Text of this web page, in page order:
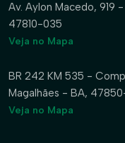
Av. Aylon Macedo, 919
47810-035
Veja no Mapa
BR 242 KM 535 -
Magalhães - BA,
Veja no Mapa